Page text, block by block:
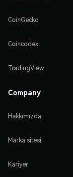
CoinGecko
Coincodex
TradingView
Company
Hakkımızda
Marka sitesi
Kariyer